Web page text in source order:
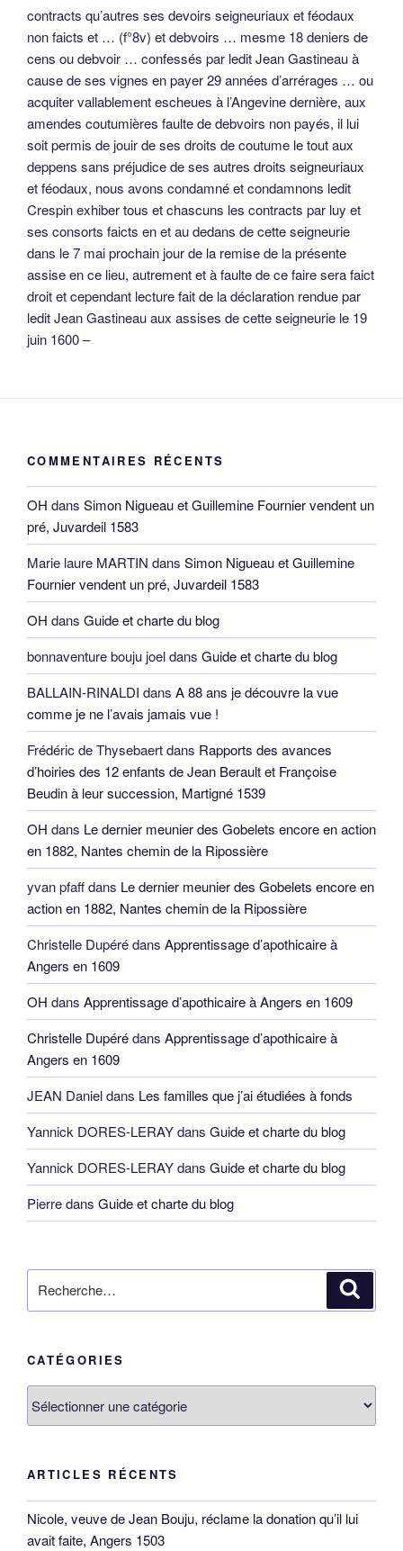
contracts qu’autres ses devoirs seigneuriaux et féodaux
non faicts et … (f°8v) et debvoirs … mesme 18 deniers de
cens ou debvoir … confessés par ledit Jean Gastineau à
cause de ses vignes en payer 29 années d’arrérages … ou
acquiter vallablement escheues à l’Angevine dernière, aux
amendes coutumières faulte de debvoirs non payés, il lui
soit permis de jouir de ses droits de coutume le tout aux
deppens sans préjudice de ses autres droits seigneuriaux
et féodaux, nous avons condamné et condamnons ledit
Crespin exhiber tous et chascuns les contracts par luy et
ses consorts faicts en et au dedans de cette seigneurie
dans le 7 mai prochain jour de la remise de la présente
assise en ce lieu, autrement et à faulte de ce faire sera faict
droit et cependant lecture fait de la déclaration rendue par
ledit Jean Gastineau aux assises de cette seigneurie le 19
juin 1600 –
COMMENTAIRES RÉCENTS
OH dans Simon Nigueau et Guillemine Fournier vendent un
pré, Juvardeil 1583
Marie laure MARTIN dans Simon Nigueau et Guillemine
Fournier vendent un pré, Juvardeil 1583
OH dans Guide et charte du blog
bonnaventure bouju joeldans Guide et charte du blog
BALLAIN-RINALDI dans A 88 ans je découvre la vue
comme je ne l’avais jamais vue !
Frédéric de Thysebaertdans Rapports des avances
d’hoiries des 12 enfants de Jean Berault et Françoise
Beudin à leur succession, Martigné 1539
OH dans Le dernier meunier des Gobelets encore en action
en 1882, Nantes chemin de la Ripossière
yvan pfaffdans Le dernier meunier des Gobelets encore en
action en 1882, Nantes chemin de la Ripossière
Christelle Dupérédans Apprentissage d’apothicaire à
Angers en 1609
OH dans Apprentissage d’apothicaire à Angers en 1609
Christelle Dupérédans Apprentissage d’apothicaire à
Angers en 1609
JEAN Danieldans Les familles que j’ai étudiées à fonds
Yannick DORES-LERAYdans Guide et charte du blog
Yannick DORES-LERAYdans Guide et charte du blog
Pierredans Guide et charte du blog
pour
CATÉGORIES
ARTICLES RÉCENTS
Nicole, veuve de Jean Bouju, réclame la donation qu’il lui
avait faite, Angers 1503